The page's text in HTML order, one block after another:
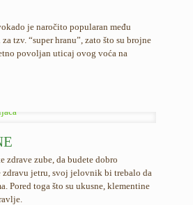
je naročito popularan među
tzv. “super hranu”, zato što su brojne
povoljan uticaj ovog voća na
zdrave zube, da budete dobro
zdravu jetru, svoj jelovnik bi trebalo da
Pored toga što su ukusne, klementine